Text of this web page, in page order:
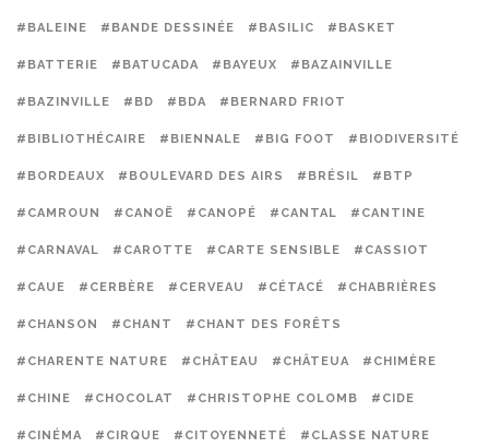
#BALEINE #BANDE DESSINÉE #BASILIC #BASKET
#BATTERIE #BATUCADA #BAYEUX #BAZAINVILLE
#BAZINVILLE #BD #BDA #BERNARD FRIOT
#BIBLIOTHÉCAIRE #BIENNALE #BIG FOOT #BIODIVERSITÉ
#BORDEAUX #BOULEVARD DES AIRS #BRÉSIL #BTP
#CAMROUN #CANOË #CANOPÉ #CANTAL #CANTINE
#CARNAVAL #CAROTTE #CARTE SENSIBLE #CASSIOT
#CAUE #CERBÈRE #CERVEAU #CÉTACÉ #CHABRIÈRES
#CHANSON #CHANT #CHANT DES FORÊTS
#CHARENTE NATURE #CHÂTEAU #CHÂTEUA #CHIMÈRE
#CHINE #CHOCOLAT #CHRISTOPHE COLOMB #CIDE
#CINÉMA #CIRQUE #CITOYENNETÉ #CLASSE NATURE